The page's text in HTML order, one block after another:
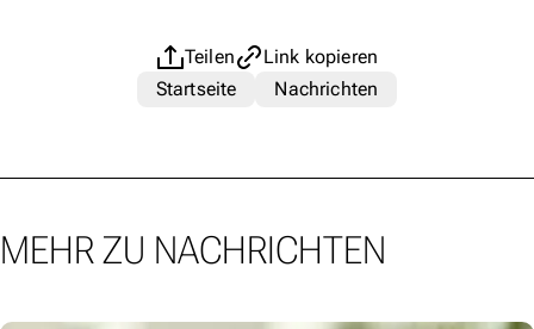
Teilen
Link kopieren
Startseite
Nachrichten
MEHR ZU NACHRICHTEN